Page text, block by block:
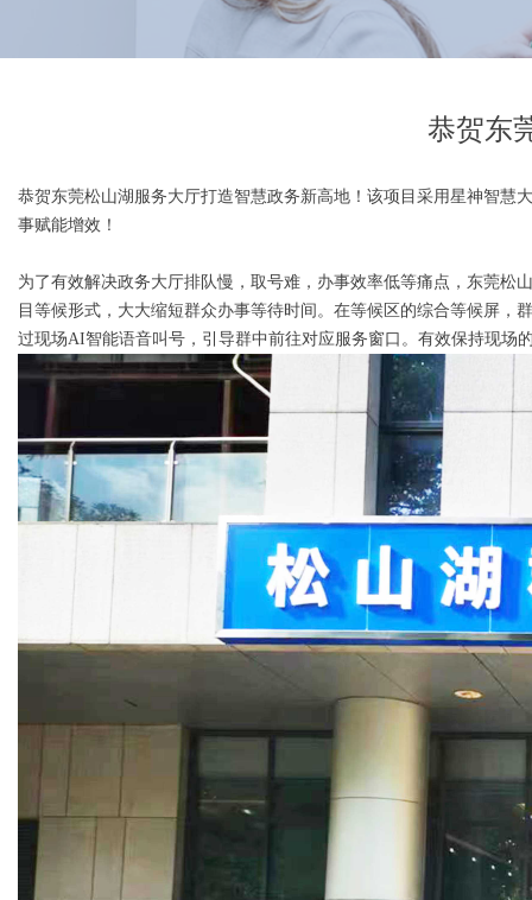
恭贺东
恭贺东莞松山湖服务大厅打造智慧政务新高地！该项目采用星神智
事赋能增效！
为了有效解决政务大厅排队慢，取号难，办事效率低等痛点，东莞
目等候形式，大大缩短群众办事等待时间。在等候区的综合等候屏
过现场AI智能语音叫号，引导群中前往对应服务窗口。有效保持现场